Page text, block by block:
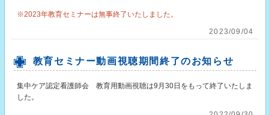
※2023年教育セミナーは無事終了いたしました。
2023/09/04
教育セミナー動画視聴期間終了のお知らせ
集中ケア認定看護師会 教育用動画視聴は9月30日をもって終了いたしま
した。